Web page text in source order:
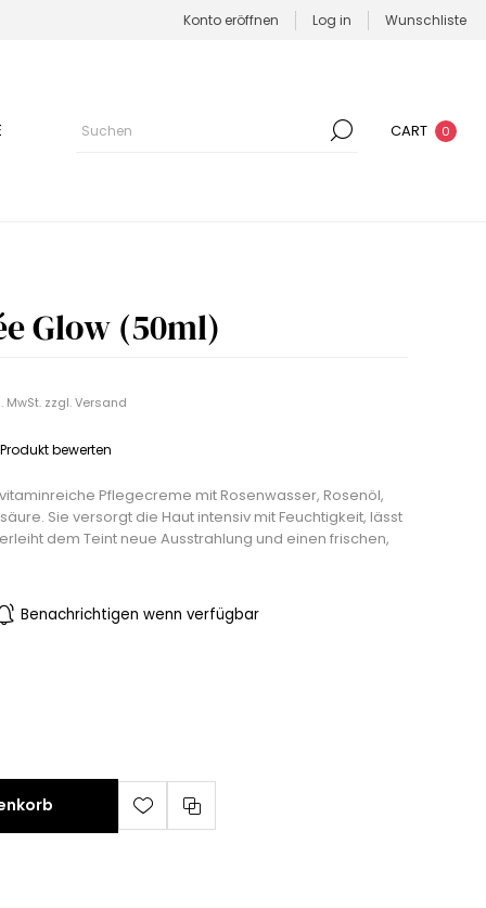
Konto eröffnen Log in Wunschliste
CART 0
Glow (50ml)
MwSt. zzgl.Versand
bewerten
vitaminreiche Pflegecreme mit Rosenwasser, Rosenöl,
Sie versorgt die Haut intensiv mit Feuchtigkeit, lässt
dem Teint neue Ausstrahlung und einen frischen,
Benachrichtigen wenn verfügbar